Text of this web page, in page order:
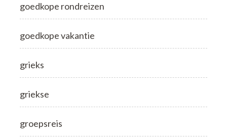
goedkope rondreizen
goedkope vakantie
grieks
griekse
groepsreis